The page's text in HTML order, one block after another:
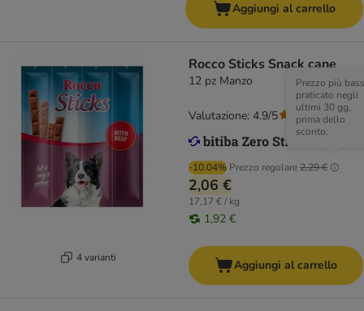
Aggiungi al carrello
4 varianti
Rocco Sticks Snack cane
12 pz Manzo
-10.04% Prezzo regolare2,29 €
Prezzo più
praticato negli
ultimi 30 gg,
prima dello
sconto.
2,06 €
17,17 € / kg
1,92 €
Valutazione: 4.9/5 (15
Aggiungi al carrello